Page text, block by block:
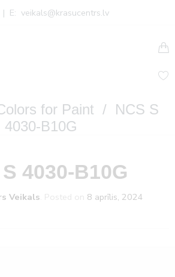
E: veikals@krasucentrs.lv
for Paint / NCS S
4030-B10G
4030-B10G
Veikals Posted on 8 aprīlis, 2024